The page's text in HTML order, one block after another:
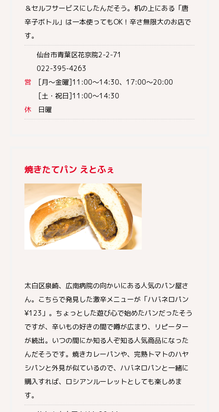
＆セルフサービスにしたんだそう。机の上にある「唐
辛子ボトル」は一本使ってもOK！辛さ無限大のお店で
す。
仙台市青葉区花京院2-2-71
022-395-4263
営 [月～金曜]11:00～14:30、17:00～20:00
[土・祝日]11:00～14:30
休 日曜
焼きたてパン えとふぇ
太白区泉崎、広南病院の向かいにある人気のパン屋さ
ん。こちらで発見した激辛メニューが「ハバネロパン
¥123」。ちょっとした遊び心で始めたパンだったそう
ですが、辛いもの好きの間で噂が広まり、リピーター
が続出。いつの間にか知る人ぞ知る人気商品になった
んだそうです。焼きカレーパンや、完熟トマトのハヤ
シパンと外見が似ているので、ハバネロパンと一緒に
購入すれば、ロシアンルーレットとしても楽しめま
す。